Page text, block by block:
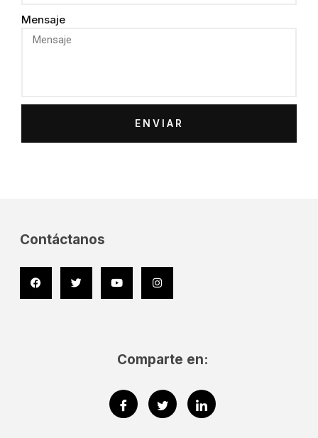
Mensaje
ENVIAR
Contáctanos
FacebookTwitter YoutubeInstagram
Comparte en: